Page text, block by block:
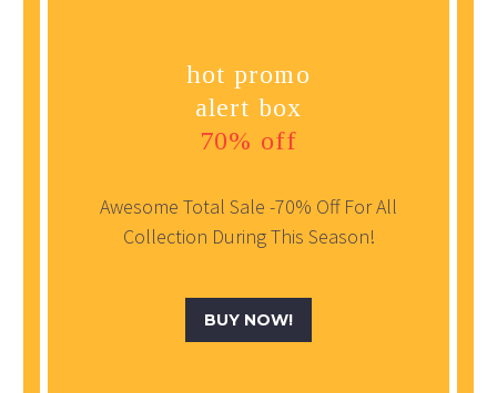
hot promo
alert box
70% off
Awesome Total Sale -70% Off For All
Collection During This Season!
BUY NOW!